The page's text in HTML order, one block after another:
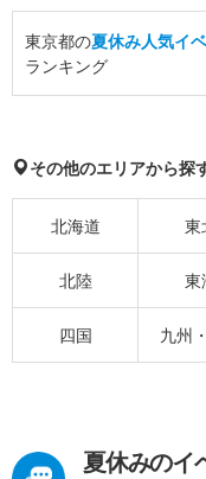
東京都の夏休み人気イ
ランキング
その他のエリアから探
北海道 東
北陸 東
四国 九州
夏休みのイ